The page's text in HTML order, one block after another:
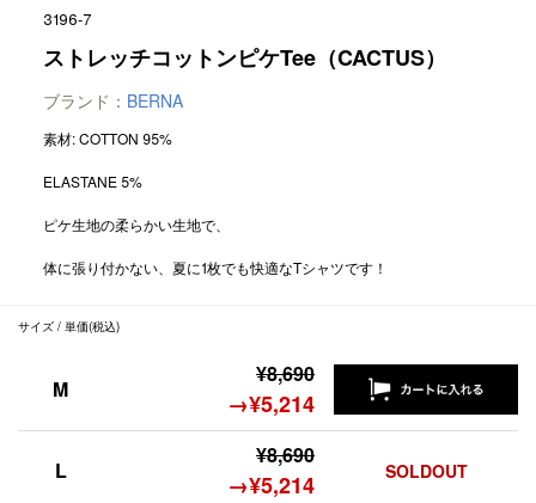
3196-7
ストレッチコットンピケTee（CACTUS）
ブランド： BERNA
素材: COTTON 95%
ELASTANE 5%
ピケ生地の柔らかい生地で、
体に張り付かない、夏に1枚でも快適なTシャツです！
サイズ / 単価(税込)
M
¥8,690
→¥5,214
L
¥8,690
→¥5,214 SOLDOUT